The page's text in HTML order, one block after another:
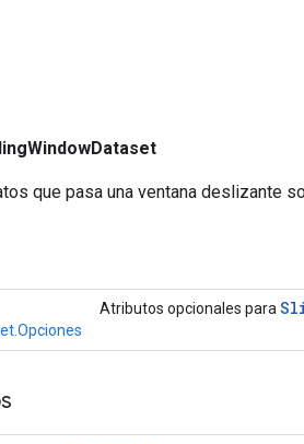
que pasa una ventana deslizante
Atributos opcionales para